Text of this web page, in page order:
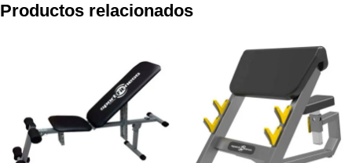
Productos relacionados